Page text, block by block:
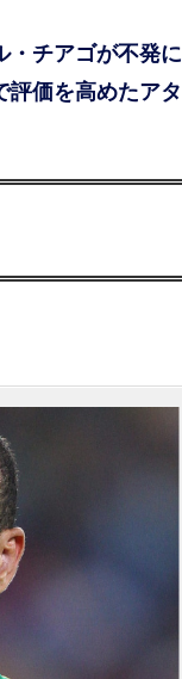
・チアゴが不発に
評価を高めたアタ